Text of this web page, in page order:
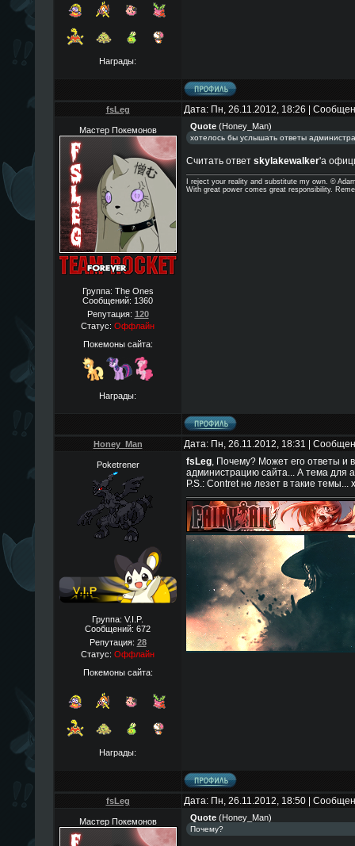
Награды:
fsLeg Дата: Пн, 26.11.2012, 18:26 |
Мастер Покемонов
Группа: The Ones
Сообщений: 1360
Репутация: 120
Статус: Оффлайн
Покемоны сайта:
Награды:
Quote(Honey_Man)
хотелось бы услышать ответы
Считать ответ skylakewalker'а
I reject your reality and substitute my own. ©
With great power comes great responsibility.
Honey_Man Дата: Пн, 26.11.2012, 18:31 |
Poketrener
Группа: V.I.P.
Сообщений: 672
Репутация: 28
Статус: Оффлайн
Покемоны сайта:
Награды:
fsLeg, Почему? Может его ответы и
администрацию сайта... А тема для
P.S.: Contret не лезет в такие темы...
fsLeg Дата: Пн, 26.11.2012, 18:50 |
Мастер Покемонов Quote(Honey_Man)
Почему?